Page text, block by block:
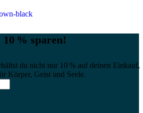
% sparen!
du nicht nur 10 % auf deinen Einkauf,
Körper, Geist und Seele.